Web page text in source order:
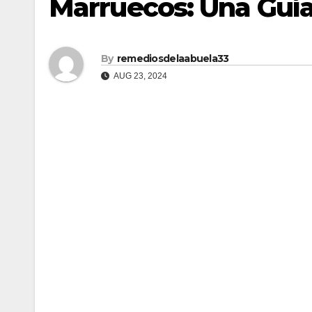
Marruecos: Una
By remediosdelaabuela33
AUG 23, 2024